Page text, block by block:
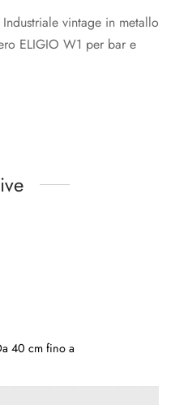
vintage in metallo
ELIGIO W1 per bar e
40 cm fino a